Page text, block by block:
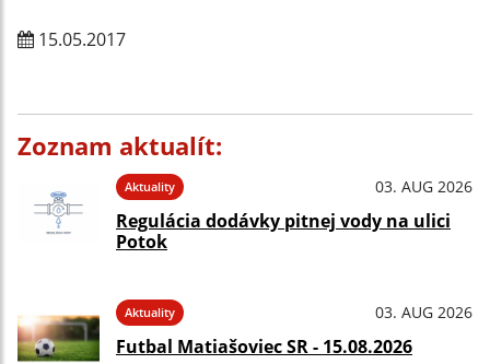
15.05.2017
Zoznam aktualít:
Aktuality 03. AUG 2026
Regulácia dodávky pitnej vody na ulici
Potok
Aktuality 03. AUG 2026
Futbal Matiašoviec SR - 15.08.2026